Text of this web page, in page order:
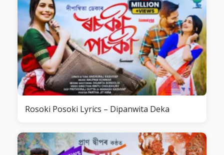
Rosoki Posoki Lyrics – Dipanwita Deka